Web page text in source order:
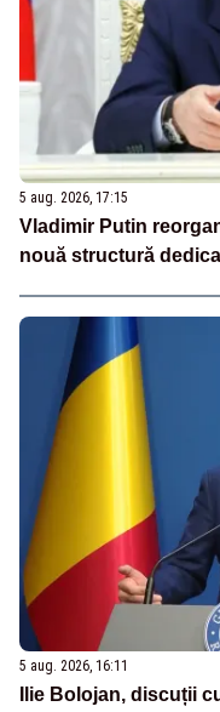
5 aug. 2026, 17:15
Vladimir Putin
nouă structură
5 aug. 2026, 16:11
Ilie Bolojan, discuții